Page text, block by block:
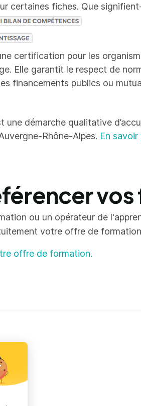
certaines fiches. Que
certification pour les
Elle garantit le respect de
financements publics ou
une démarche qualitative
Rhône-Alpes. En
vos
ou un opérateur de
votre offre de
offre de formation.